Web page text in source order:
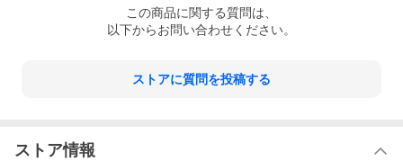
この商品に関する質問は、
以下からお問い合わせください。
ストアに質問を投稿する
ストア情報